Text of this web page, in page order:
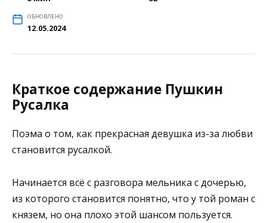
ОБНОВЛЕНО
12.05.2024
Краткое содержание Пушкин
Русалка
Поэма о том, как прекрасная девушка из-за любви
становится русалкой.
Начинается всё с разговора мельника с дочерью,
из которого становится понятно, что у той роман с
князем, но она плохо этой шансом пользуется.